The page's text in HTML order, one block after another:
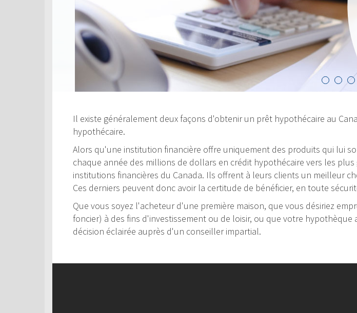
Il existe généralement deux façons d'obtenir un prêt hypothécaire au
hypothécaire.
Alors qu'une institution financière offre uniquement des produits qui lui
chaque année des millions de dollars en crédit hypothécaire vers les
institutions financières du Canada. Ils offrent à leurs clients un meilleur
Ces derniers peuvent donc avoir la certitude de bénéficier, en toute
Que vous soyez l'acheteur d'une première maison, que vous désiriez
foncier) à des fins d'investissement ou de loisir, ou que votre
décision éclairée auprès d'un conseiller impartial.